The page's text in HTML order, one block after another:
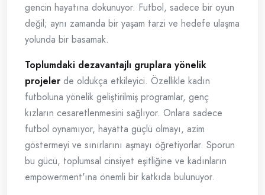
gencin hayatına dokunuyor. Futbol, sadece bir oyun
değil; aynı zamanda bir yaşam tarzi ve hedefe ulaşma
yolunda bir basamak.
Toplumdaki dezavantajlı gruplara yönelik
projeler de oldukça etkileyici. Özellikle kadın
futboluna yönelik geliştirilmiş programlar, genç
kızların cesaretlenmesini sağlıyor. Onlara sadece
futbol oynamıyor, hayatta güçlü olmayı, azim
göstermeyi ve sınırlarını aşmayı öğretiyorlar. Sporun
bu gücü, toplumsal cinsiyet eşitliğine ve kadınların
empowerment'ına önemli bir katkıda bulunuyor.